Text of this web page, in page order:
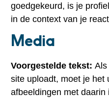
goedgekeurd, is je
in de context van je
Media
Voorgestelde tekst:Als
site uploadt, moet je het
afbeeldingen met daarin